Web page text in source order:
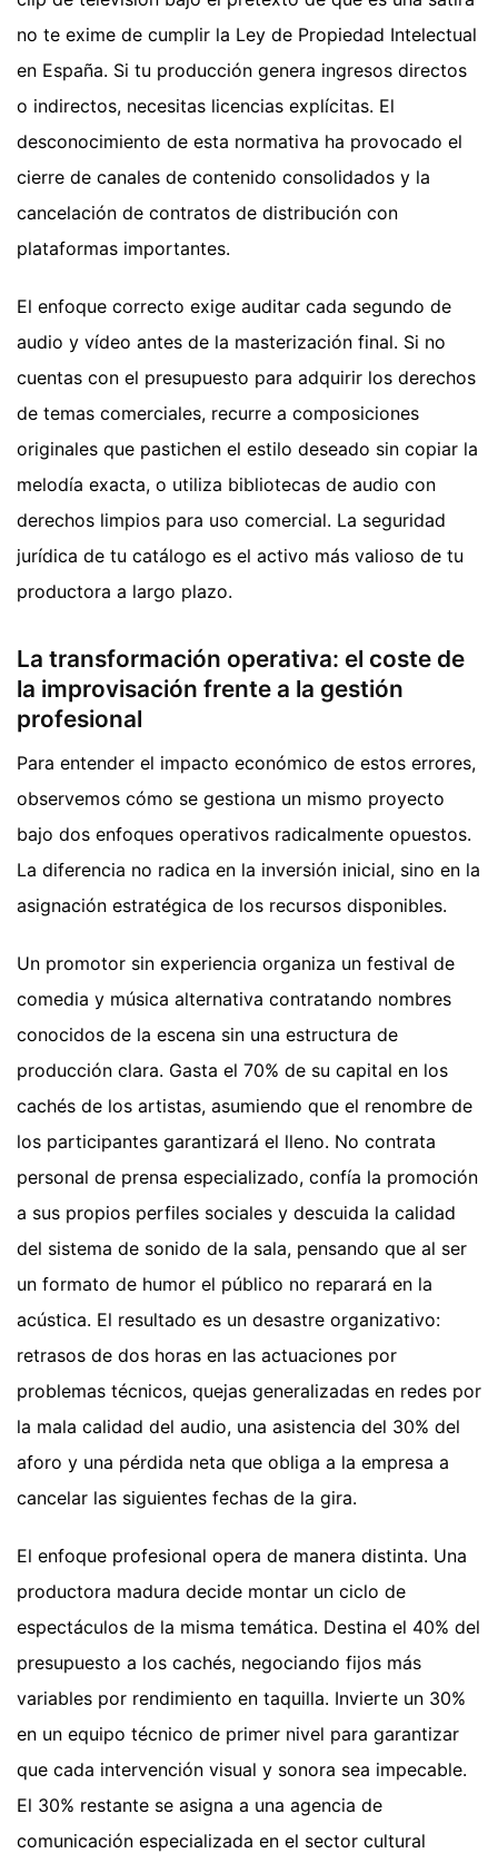
no te exime de cumplir la Ley de Propiedad Intelectual
en España. Si tu producción genera ingresos directos
o indirectos, necesitas licencias explícitas. El
desconocimiento de esta normativa ha provocado el
cierre de canales de contenido consolidados y la
cancelación de contratos de distribución con
plataformas importantes.
El enfoque correcto exige auditar cada segundo de
audio y vídeo antes de la masterización final. Si no
cuentas con el presupuesto para adquirir los derechos
de temas comerciales, recurre a composiciones
originales que pastichen el estilo deseado sin copiar la
melodía exacta, o utiliza bibliotecas de audio con
derechos limpios para uso comercial. La seguridad
jurídica de tu catálogo es el activo más valioso de tu
productora a largo plazo.
La transformación operativa: el coste de
la improvisación frente a la gestión
profesional
Para entender el impacto económico de estos errores,
observemos cómo se gestiona un mismo proyecto
bajo dos enfoques operativos radicalmente opuestos.
La diferencia no radica en la inversión inicial, sino en la
asignación estratégica de los recursos disponibles.
Un promotor sin experiencia organiza un festival de
comedia y música alternativa contratando nombres
conocidos de la escena sin una estructura de
producción clara. Gasta el 70% de su capital en los
cachés de los artistas, asumiendo que el renombre de
los participantes garantizará el lleno. No contrata
personal de prensa especializado, confía la promoción
a sus propios perfiles sociales y descuida la calidad
del sistema de sonido de la sala, pensando que al ser
un formato de humor el público no reparará en la
acústica. El resultado es un desastre organizativo:
retrasos de dos horas en las actuaciones por
problemas técnicos, quejas generalizadas en redes por
la mala calidad del audio, una asistencia del 30% del
aforo y una pérdida neta que obliga a la empresa a
cancelar las siguientes fechas de la gira.
El enfoque profesional opera de manera distinta. Una
productora madura decide montar un ciclo de
espectáculos de la misma temática. Destina el 40% del
presupuesto a los cachés, negociando fijos más
variables por rendimiento en taquilla. Invierte un 30%
en un equipo técnico de primer nivel para garantizar
que cada intervención visual y sonora sea impecable.
El 30% restante se asigna a una agencia de
comunicación especializada en el sector cultural